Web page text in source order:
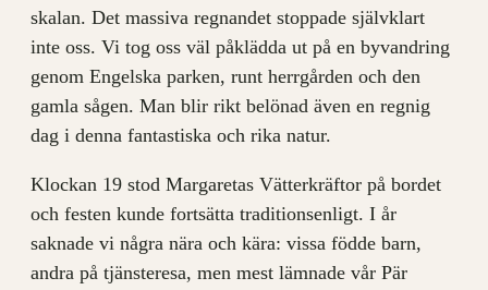
skalan. Det massiva regnandet stoppade självklart
inte oss. Vi tog oss väl påklädda ut på en byvandring
genom Engelska parken, runt herrgården och den
gamla sågen. Man blir rikt belönad även en regnig
dag i denna fantastiska och rika natur.
Klockan 19 stod Margaretas Vätterkräftor på bordet
och festen kunde fortsätta traditionsenligt. I år
saknade vi några nära och kära: vissa födde barn,
andra på tjänsteresa, men mest lämnade vår Pär